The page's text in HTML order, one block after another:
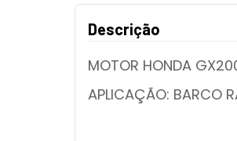
Descrição
MOTOR HONDA
APLICAÇÃO: BARCO